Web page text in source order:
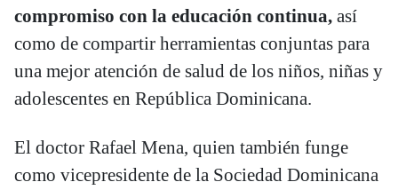
compromiso con la educación continua, así
como de compartir herramientas conjuntas para
una mejor atención de salud de los niños, niñas y
adolescentes en República Dominicana.
El doctor Rafael Mena, quien también funge
como vicepresidente de la Sociedad Dominicana